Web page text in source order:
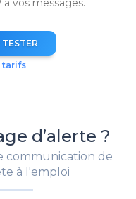
vos messages.
tarifs
d’alerte ?
communication de
à l'emploi